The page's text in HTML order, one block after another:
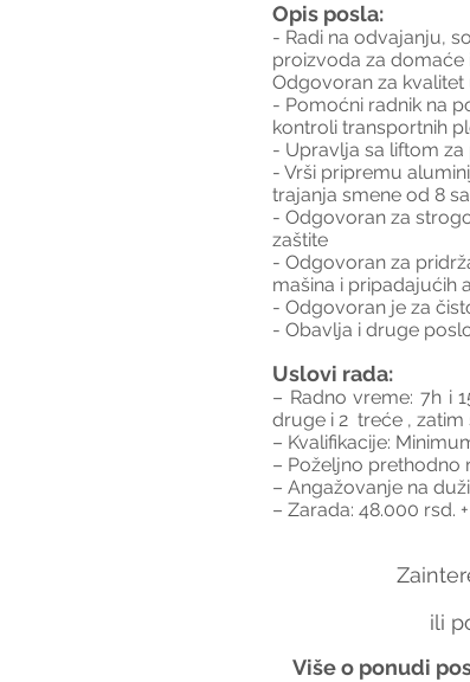
Opis posla:
- Radi na odvajanju,
proizvoda za domaće
Odgovoran za kvalitet
- Pomoćni radnik na
kontroli transportnih
- Upravlja sa liftom
- Vrši pripremu
trajanja smene od 8
- Odgovoran za
zaštite
- Odgovoran za
mašina i pripadajućih
- Odgovoran je za
- Obavlja i druge
Uslovi rada:
– Radno vreme: 7h i
druge i 2  treće ,
– Kvalifikacije:
– Poželjno prethodno
– Angažovanje na
– Zarada: 48.000 rsd.
ili
Više o ponudi